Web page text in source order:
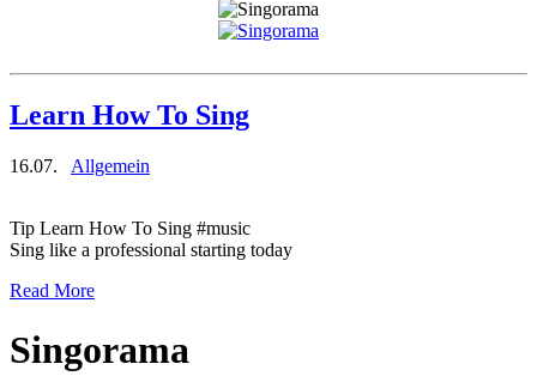
Learn How To Sing
16.07. Allgemein
Tip Learn How To Sing #music
Sing like a professional starting today
Read More
Singorama